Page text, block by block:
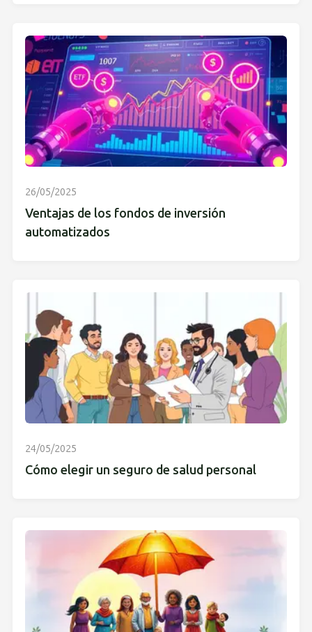
26/05/2025
Ventajas de los fondos de inversión
automatizados
24/05/2025
Cómo elegir un seguro de salud personal